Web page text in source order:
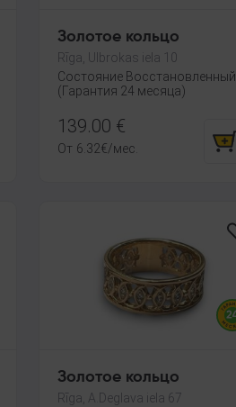
Золотое кольцо
Rīga, Ulbrokas iela 10
Состояние Восстановленный
(Гарантия 24 месяца)
139.00 €
От 6.32€/мес.
Золотое кольцо
Rīga, A.Deglava iela 67